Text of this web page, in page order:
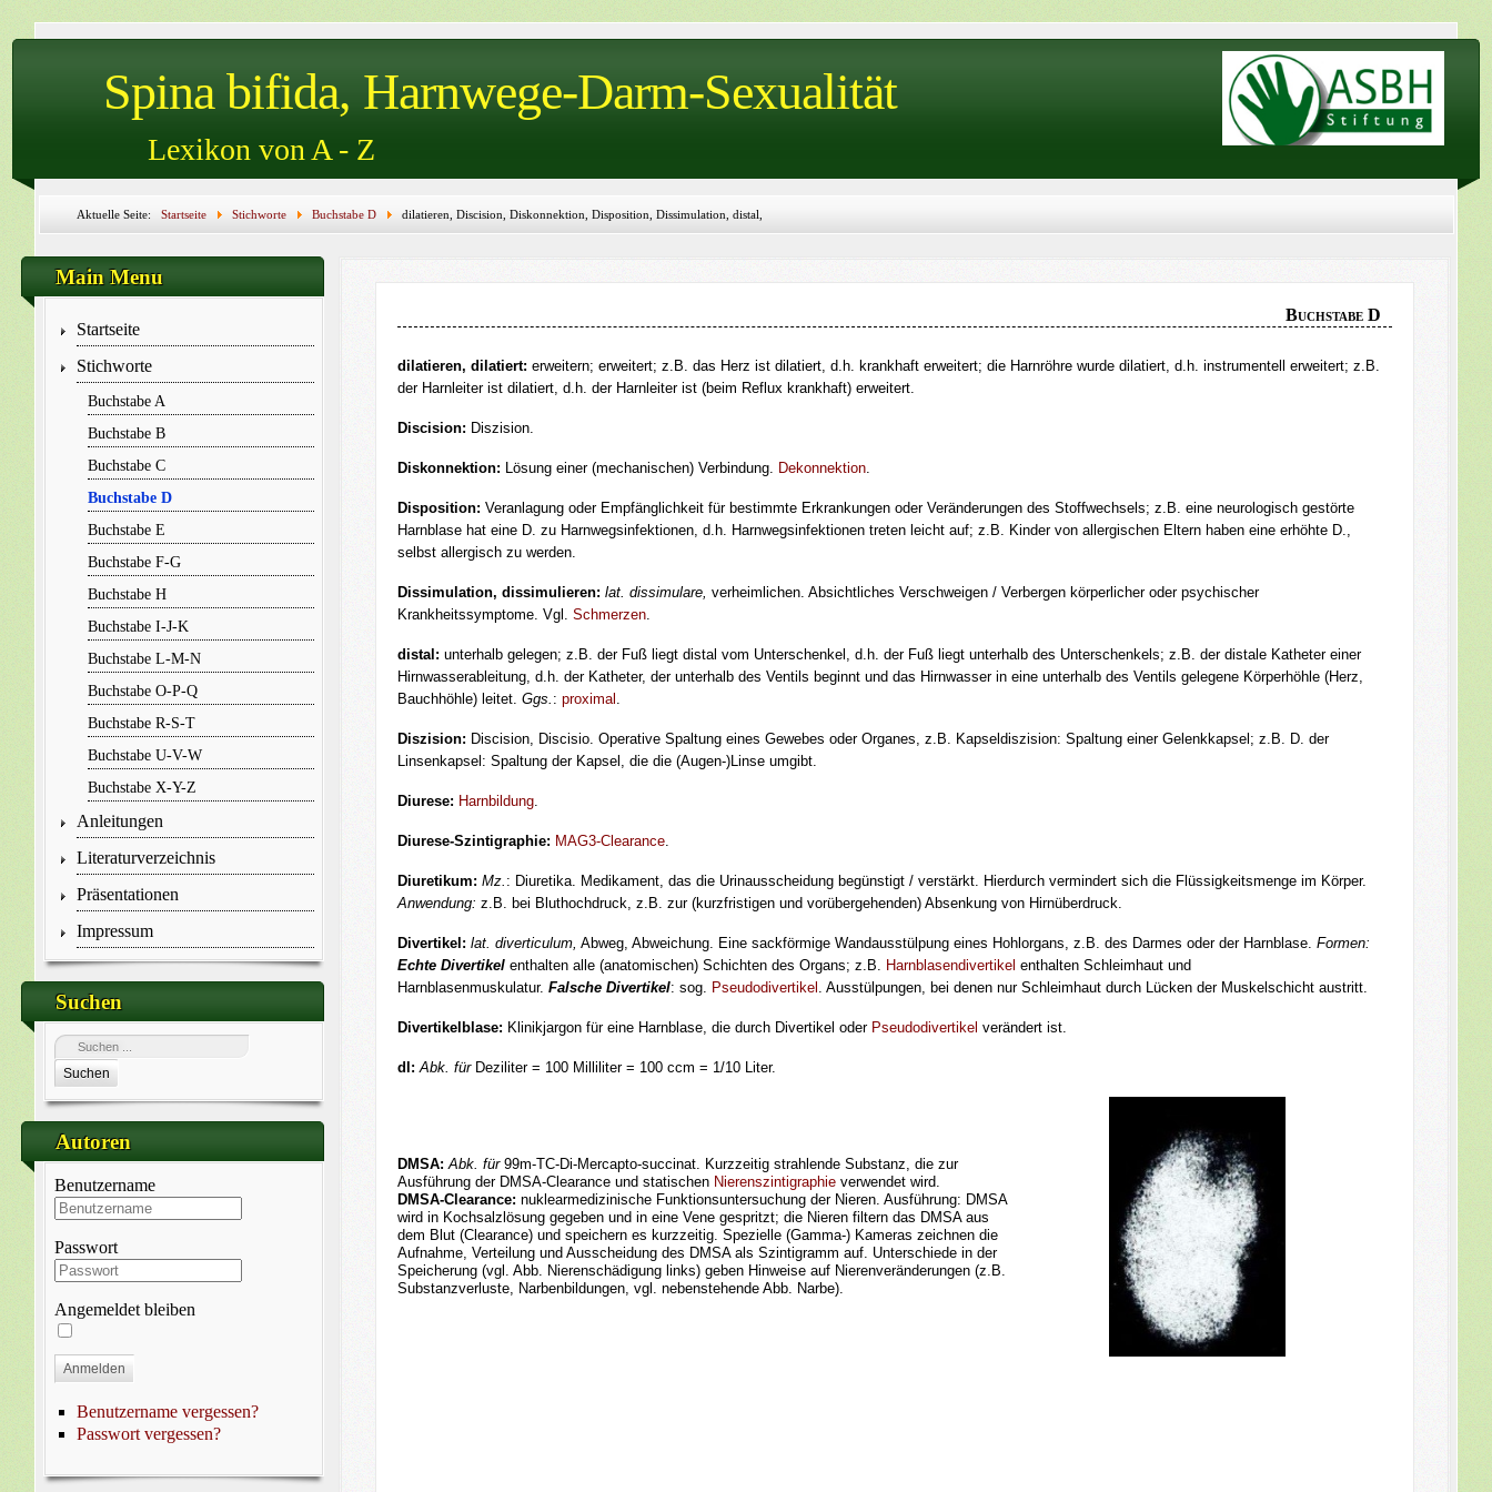
Spina bifida, Harnwege-Darm-Sexualität
Lexikon von A - Z
Aktuelle Seite: Startseite Stichworte Buchstabe D
dilatieren, Discision, Diskonnektion, Disposition, Dissimulation, distal,
Diszision, Diurese, Diurese-Szintigraphie, Diuretikum, Divertikel, Divertikelblase, DMSA, DMSA-Clearance
Main Menu
Startseite
Stichworte
Buchstabe A
Buchstabe B
Buchstabe C
Buchstabe D
Buchstabe E
Buchstabe F-G
Buchstabe H
Buchstabe I-J-K
Buchstabe L-M-N
Buchstabe O-P-Q
Buchstabe R-S-T
Buchstabe U-V-W
Buchstabe X-Y-Z
Anleitungen
Literaturverzeichnis
Präsentationen
Impressum
Suchen
Suchen
Autoren
Benutzername
Passwort
Angemeldet bleiben
Anmelden
Benutzername vergessen?
Passwort vergessen?
Buchstabe D
dilatieren, dilatiert: erweitern; erweitert; z.B. das Herz ist dilatiert, d.h. krankhaft erweitert; die Harnröhre wurde dilatiert, d.h. instrumentell erweitert; z.B.
der Harnleiter ist dilatiert, d.h. der Harnleiter ist (beim Reflux krankhaft) erweitert.
Discision: Diszision.
Diskonnektion: Lösung einer (mechanischen) Verbindung. Dekonnektion.
Disposition: Veranlagung oder Empfänglichkeit für bestimmte Erkrankungen oder Veränderungen des Stoffwechsels; z.B. eine neurologisch gestörte
Harnblase hat eine D. zu Harn­wegs­infektionen, d.h. Harnwegsinfektionen treten leicht auf; z.B. Kinder von allergischen Eltern haben eine erhöhte D.,
selbst allergisch zu werden.
Dissimulation, dissimulieren: lat. dissimu­lare, verheimlichen. Absichtliches Verschweigen / Verbergen körperlicher oder psychischer
Krankheitssymptome. Vgl. Schmerzen.
distal: unterhalb gelegen; z.B. der Fuß liegt distal vom Unterschenkel, d.h. der Fuß liegt unterhalb des Unterschenkels; z.B. der distale Katheter einer
Hirnwasserableitung, d.h. der Katheter, der unterhalb des Ventils beginnt und das Hirnwasser in eine unterhalb des Ventils gelegene Körperhöhle (Herz,
Bauchhöhle) leitet. Ggs. : proximal
Diszision: Discision, Discisio. Operative Spaltung eines Gewebes oder Organes, z.B. Kapseldiszision: Spaltung einer Gelenkkapsel; z.B. D. der
Linsenkapsel: Spaltung der Kapsel, die die (Augen-)Linse umgibt.
Diurese: Harnbildung.
Diurese-Szintigraphie: MAG3-Clea­rance.
Diuretikum: Mz. : Diuretika. Medikament, das die Urinausscheidung begünstigt / verstärkt. Hierdurch vermindert sich die Flüssigkeitsmenge im Körper.
Anwendung: z.B. bei Bluthochdruck, z.B. zur (kurzfristigen und vorübergehenden) Absenkung von Hirnüberdruck.
Divertikel: lat. diverticulum, Abweg, Abweichung. Eine sackförmige Wandausstülpung eines Hohlorgans, z.B. des Darmes oder der Harnblase. Formen:
Echte Divertikel enthalten alle (anatomischen) Schichten des Organs; z.B. Harnblasendivertikel enthalten Schleimhaut und
Harnblasenmuskulatur. Falsche Divertikel: sog. Pseudodivertikel . Ausstülpungen, bei de­nen nur Schleimhaut durch Lücken der Muskelschicht austritt.
Divertikelblase: Klinikjargon für eine Harnblase, die durch Divertikel oder Pseudodivertikel verändert ist.
dl: Abk. fürDeziliter = 100 Milliliter = 100 ccm = 1/10 Liter.
DMSA: Abk. für99m-TC-Di-Mercapto-succinat. Kurzzeitig strahlende Substanz, die zur
Ausführung der DMSA-Clearance und statischen Nierenszintigraphieverwendet wird.
DMSA-Clearance: nuklearmedizinische Funktionsuntersuchung der Nieren. Ausführung: DMSA
wird in Kochsalzlösung gegeben und in eine Vene gespritzt; die Nieren filtern das DMSA aus
dem Blut (Clearance) und speichern es kurzzeitig. Spezielle (Gamma-) Kameras zeichnen die
Aufnahme, Verteilung und Ausscheidung des DMSA als Szintigramm auf. Unterschiede in der
Speicherung (vgl. Abb. Nierenschädigung links) geben Hinweise auf Nierenveränderungen (z.B.
Substanzverluste, Narbenbildungen, vgl. nebenstehende Abb. Narbe).